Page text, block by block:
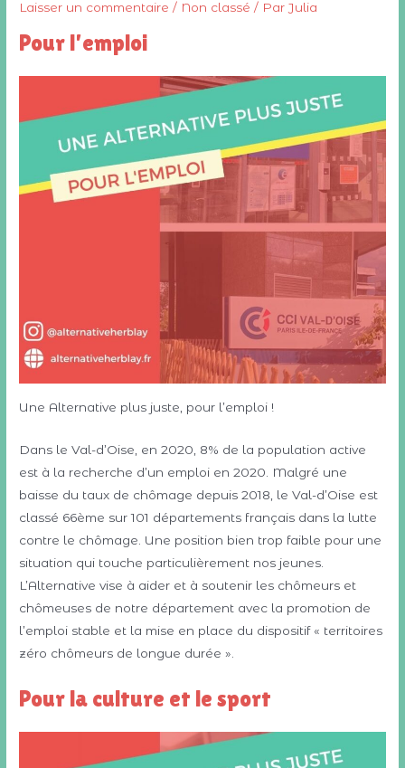
Laisser un commentaire / Non classé / ParJulia
Pour l’emploi
Une Alternative plus juste, pour l’emploi !
Dans le Val-d’Oise, en 2020, 8% de la population active
est à la recherche d’un emploi en 2020. Malgré une
baisse du taux de chômage depuis 2018, le Val-d’Oise est
classé 66ème sur 101 départements français dans la lutte
contre le chômage. Une position bien trop faible pour une
situation qui touche particulièrement nos jeunes.
L’Alternative vise à aider et à soutenir les chômeurs et
chômeuses de notre département avec la promotion de
l’emploi stable et la mise en place du dispositif « territoires
zéro chômeurs de longue durée ».
Pour la culture et le sport